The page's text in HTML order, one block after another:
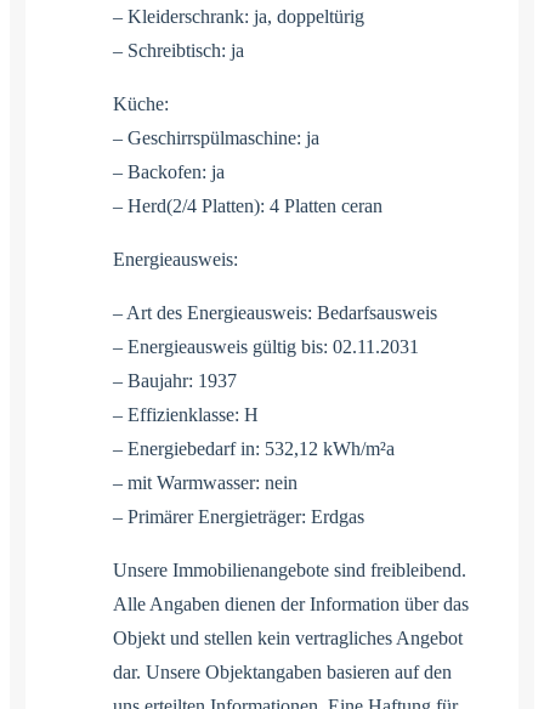
– Kleiderschrank: ja, doppeltürig
– Schreibtisch: ja
Küche:
– Geschirrspülmaschine: ja
– Backofen: ja
– Herd(2/4 Platten): 4 Platten ceran
Energieausweis:
– Art des Energieausweis: Bedarfsausweis
– Energieausweis gültig bis: 02.11.2031
– Baujahr: 1937
– Effizienklasse: H
– Energiebedarf in: 532,12 kWh/m²a
– mit Warmwasser: nein
– Primärer Energieträger: Erdgas
Unsere Immobilienangebote sind freibleibend.
Alle Angaben dienen der Information über das
Objekt und stellen kein vertragliches Angebot
dar. Unsere Objektangaben basieren auf den